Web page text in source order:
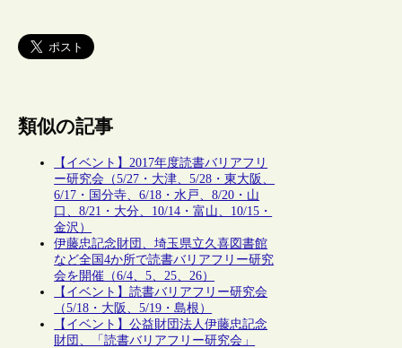
類似の記事
【イベント】2017年度読書バリアフリ
ー研究会（5/27・大津、5/28・東大阪、
6/17・国分寺、6/18・水戸、8/20・山
口、8/21・大分、10/14・富山、10/15・
金沢）
伊藤忠記念財団、埼玉県立久喜図書館
など全国4か所で読書バリアフリー研究
会を開催（6/4、5、25、26）
【イベント】読書バリアフリー研究会
（5/18・大阪、5/19・島根）
【イベント】公益財団法人伊藤忠記念
財団、「読書バリアフリー研究会」